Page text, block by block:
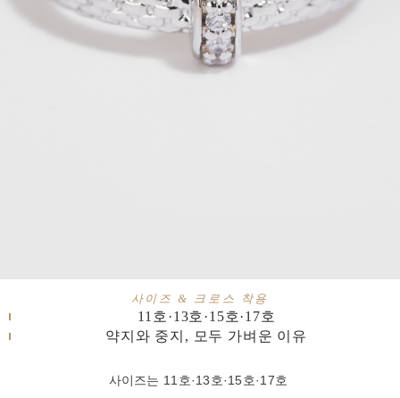
사이즈 & 크로스 착용
11호·13호·15호·17호
약지와 중지, 모두 가벼운 이유
사이즈는 11호·13호·15호·17호